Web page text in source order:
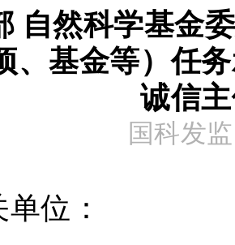
自然科学基金
、基金等）任
诚信
国科发
位：